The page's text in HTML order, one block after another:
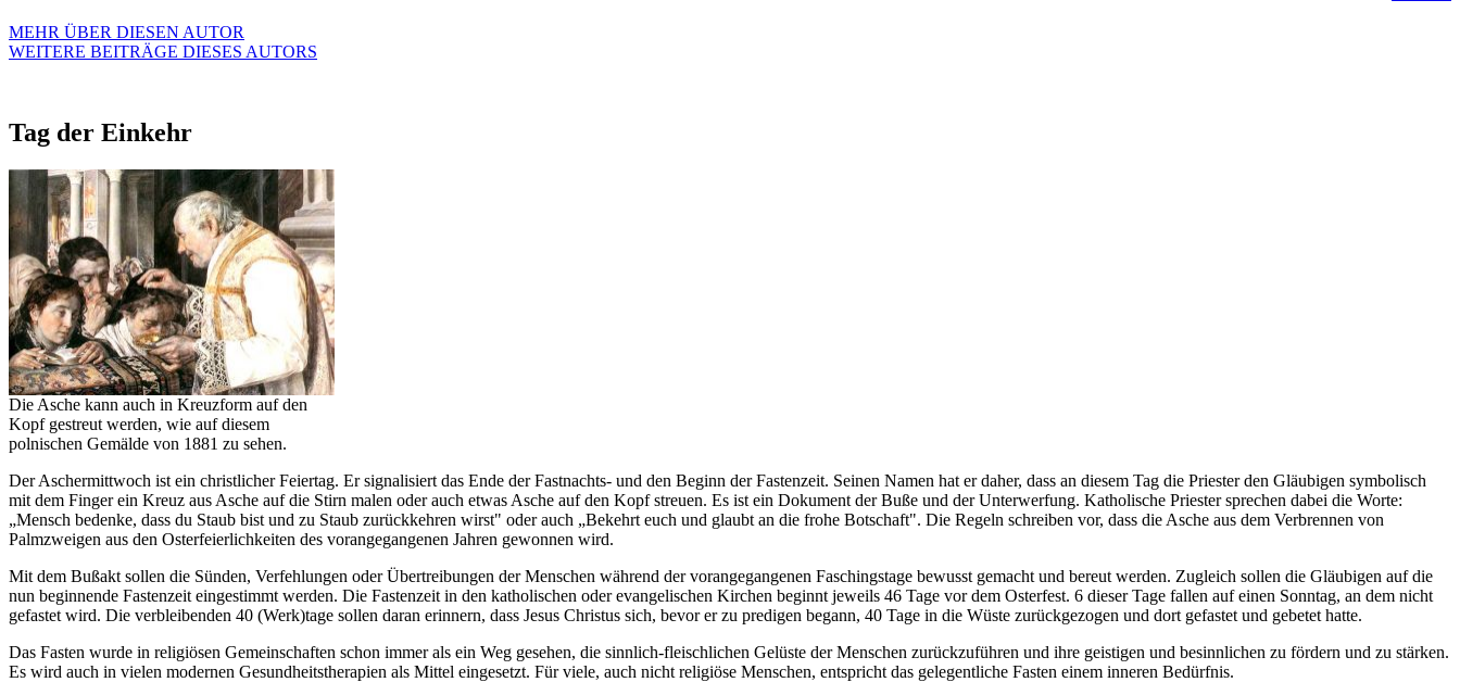
MEHR ÜBER DIESEN AUTOR
WEITERE BEITRÄGE DIESES AUTORS
Tag der Einkehr
Die Asche kann auch in Kreuzform auf den
Kopf gestreut werden, wie auf diesem
polnischen Gemälde von 1881 zu sehen.
Der Aschermittwoch ist ein christlicher Feiertag. Er signalisiert das Ende der Fastnachts- und den Beginn der Fastenzeit. Seinen Namen hat er daher, dass an diesem Tag die Priester den Gläubigen symbolisch
mit dem Finger ein Kreuz aus Asche auf die Stirn malen oder auch etwas Asche auf den Kopf streuen. Es ist ein Dokument der Buße und der Unterwerfung. Katholische Priester sprechen dabei die Worte:
„Mensch bedenke, dass du Staub bist und zu Staub zurückkehren wirst" oder auch „Bekehrt euch und glaubt an die frohe Botschaft". Die Regeln schreiben vor, dass die Asche aus dem Verbrennen von
Palmzweigen aus den Osterfeierlichkeiten des vorangegangenen Jahren gewonnen wird.
Mit dem Bußakt sollen die Sünden, Verfehlungen oder Übertreibungen der Menschen während der vorangegangenen Faschingstage bewusst gemacht und bereut werden. Zugleich sollen die Gläubigen auf die
nun beginnende Fastenzeit eingestimmt werden. Die Fastenzeit in den katholischen oder evangelischen Kirchen beginnt jeweils 46 Tage vor dem Osterfest. 6 dieser Tage fallen auf einen Sonntag, an dem nicht
gefastet wird. Die verbleibenden 40 (Werk)tage sollen daran erinnern, dass Jesus Christus sich, bevor er zu predigen begann, 40 Tage in die Wüste zurückgezogen und dort gefastet und gebetet hatte.
Das Fasten wurde in religiösen Gemeinschaften schon immer als ein Weg gesehen, die sinnlich-fleischlichen Gelüste der Menschen zurückzuführen und ihre geistigen und besinnlichen zu fördern und zu stärken.
Es wird auch in vielen modernen Gesundheitstherapien als Mittel eingesetzt. Für viele, auch nicht religiöse Menschen, entspricht das gelegentliche Fasten einem inneren Bedürfnis.